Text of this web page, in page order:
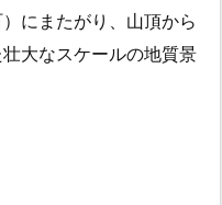
にまたがり、山頂から
大なスケールの地質景